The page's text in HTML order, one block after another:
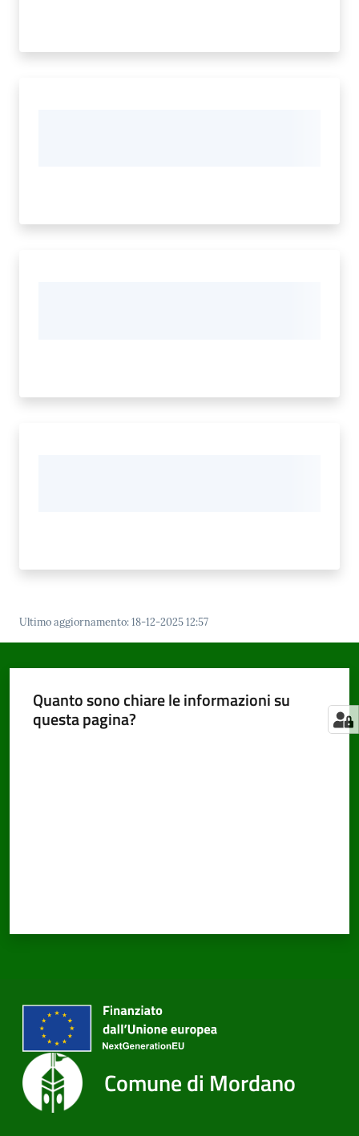
Ultimo aggiornamento:18-12-2025 12:57
Quanto sono chiare le informazioni su
questa pagina?
Comune di Mordano